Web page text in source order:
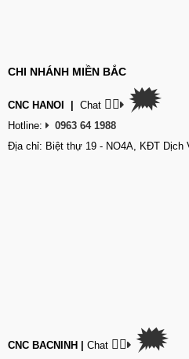
CHI NHÁNH MIỀN BẮC
CNC HANOI Chat 👉🏽 🗯
Hotline:
0963 64 1988
Địa chỉ: Biệt thự 19 - NO4A, KĐT Dịch
CNC BACNINH Chat 👉🏽 🗯